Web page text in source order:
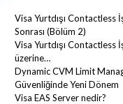
Visa Yurtdışı Contactless
Sonrası (Bölüm 2)
Visa Yurtdışı Contactless
üzerine…
Dynamic CVM Limit
Güvenliğinde Yeni Dönem
Visa EAS Server nedir?